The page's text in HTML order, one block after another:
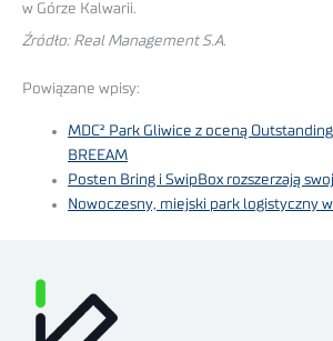
w Górze Kalwarii.
Źródło: Real Management S.A.
Powiązane wpisy:
MDC² Park Gliwice z oceną
BREEAM
Posten Bring i SwipBox rozszerzają
Nowoczesny, miejski park logistyczny